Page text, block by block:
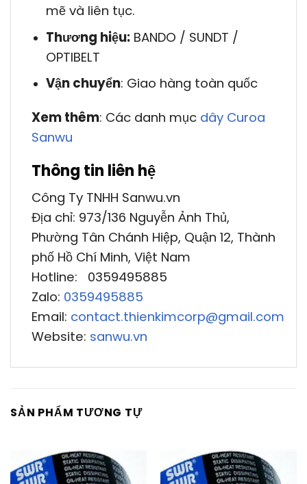
mẽ và liên tục.
Thương hiệu:BANDO / SUNDT /
OPTIBELT
Vận chuyển: Giao hàng toàn quốc
Xem thêm: Các danh mục dây Curoa
Sanwu
Thông tin liên hệ
Công Ty TNHH Sanwu.vn
Địa chỉ: 973/136 Nguyễn Ảnh Thủ,
Phường Tân Chánh Hiệp, Quận 12, Thành
phố Hồ Chí Minh, Việt Nam
Hotline: 0359495885
Zalo: 0359495885
Email: contact.thienkimcorp@gmail.com
Website: sanwu.vn
SẢN PHẨM TƯƠNG TỰ